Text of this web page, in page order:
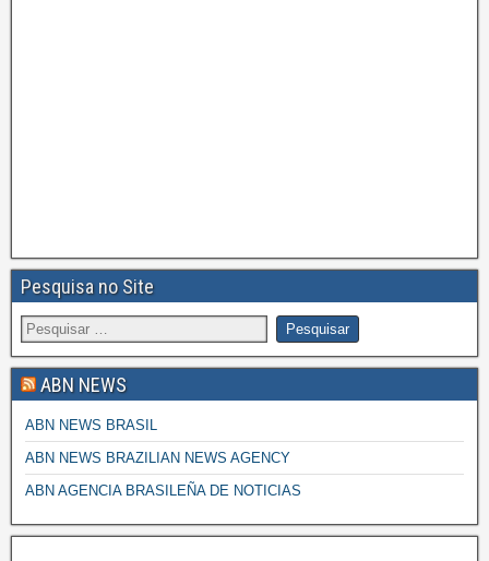
Pesquisa no Site
ABN NEWS
ABN NEWS BRASIL
ABN NEWS BRAZILIAN NEWS AGENCY
ABN AGENCIA BRASILEÑA DE NOTICIAS